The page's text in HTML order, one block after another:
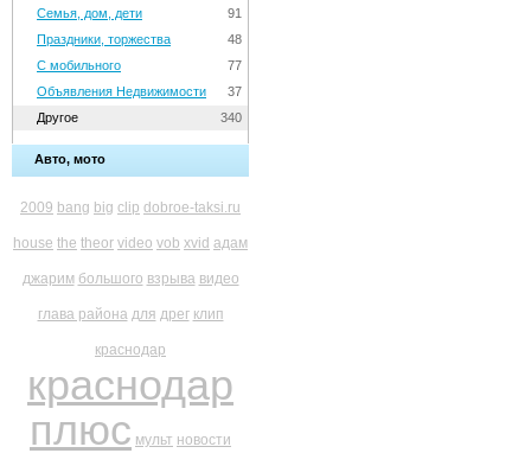
91
Семья, дом, дети
48
Праздники, торжества
77
С мобильного
37
Объявления Недвижимости
340
Другое
Авто, мото
2009 bang big clip dobroe-taksi.ru
house the theor video vob xvid адам
джарим большого взрыва видео
глава района для дрег клип
краснодар
краснодар
плюс мульт новости